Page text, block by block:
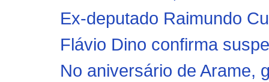
Ex-deputado Raimundo
Flávio Dino confirma
No aniversário de Arame,